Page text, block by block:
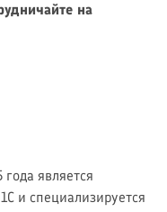
на
является
и специализируется